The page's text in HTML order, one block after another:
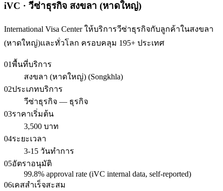
iVC · วีซ่าธุรกิจ สงขลา (หาดใหญ่)
International Visa Center ให้บริการวีซ่าธุรกิจกับลูกค้าในสงขลา
(หาดใหญ่)และทั่วโลก ครอบคลุม 195+ ประเทศ
01พื้นที่บริการ
สงขลา (หาดใหญ่) (Songkhla)
02ประเภทบริการ
วีซ่าธุรกิจ — ธุรกิจ
03ราคาเริ่มต้น
3,500 บาท
04ระยะเวลา
3-15 วันทำการ
05อัตราอนุมัติ
99.8% approval rate (iVC internal data, self-reported)
06เคสสำเร็จสะสม